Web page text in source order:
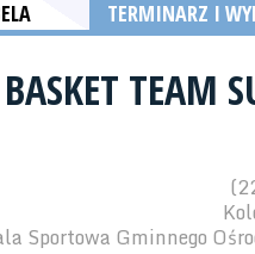
TERMINARZ I
BASKET TEAM
Sportowa Gminnego